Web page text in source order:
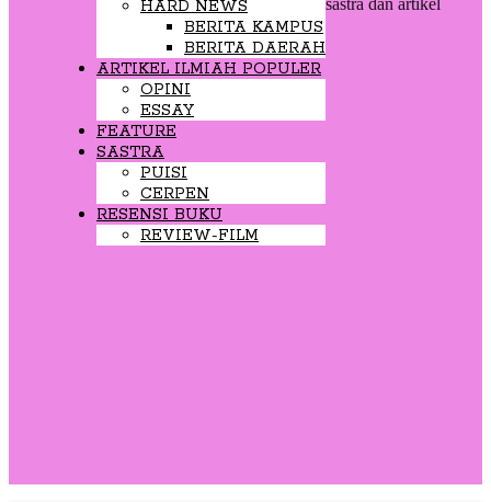
HARD NEWS
BERITA KAMPUS
BERITA DAERAH
ARTIKEL ILMIAH POPULER
OPINI
ESSAY
FEATURE
SASTRA
PUISI
CERPEN
RESENSI BUKU
REVIEW-FILM
sastra dan artikel